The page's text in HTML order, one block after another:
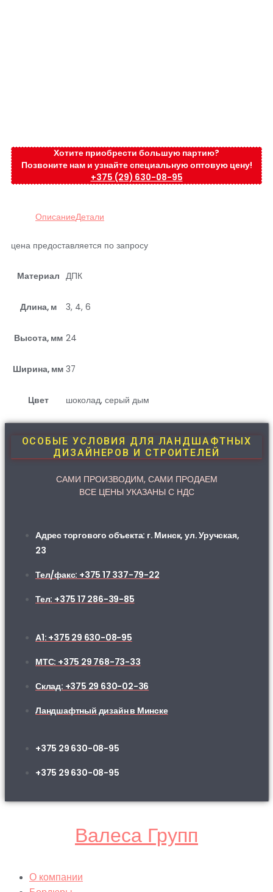
Хотите приобрести большую партию?
Позвоните нам и узнайте специальную оптовую цену!
+375 (29) 630-08-95
ОписаниеДетали
цена предоставляется по запросу
Материал ДПК
Длина, м 3, 4, 6
Высота, мм 24
Ширина, мм 37
Цвет шоколад, серый дым
ОСОБЫЕ УСЛОВИЯ ДЛЯ ЛАНДШАФТНЫХ
ДИЗАЙНЕРОВ И СТРОИТЕЛЕЙ
САМИ ПРОИЗВОДИМ, САМИ ПРОДАЕМ
ВСЕ ЦЕНЫ УКАЗАНЫ С НДС
Адрес торгового объекта: г. Минск, ул. Уручская,
23
Тел/факс: +375 17 337-79-22
Тел: +375 17 286-39-85
A1: +375 29 630-08-95
МТС: +375 29 768-73-33
Склад: +375 29 630-02-36
Ландшафтный дизайн в Минске
+375 29 630-08-95
+375 29 630-08-95
Валеса Групп
О компании